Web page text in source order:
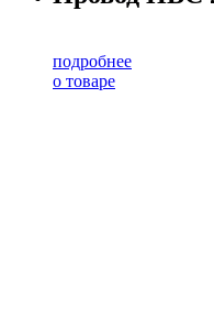
подробнее
о товаре